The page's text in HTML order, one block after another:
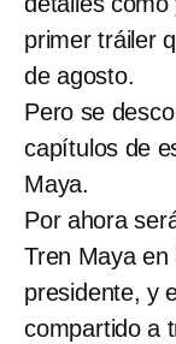
primer tráiler
de agosto.
Pero se
capítulos de
Maya.
Por ahora
Tren Maya en
presidente, y
compartido a